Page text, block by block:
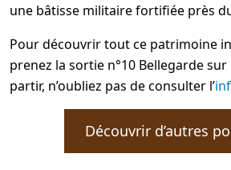
une bâtisse militaire fortifiée près
Pour découvrir tout ce patrimoine
prenez la sortie n°10 Bellegarde sur
partir, n’oubliez pas de consulter l’
Découvrir d’autres